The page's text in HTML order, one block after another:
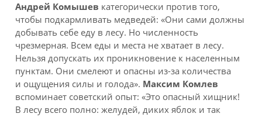
Андрей Комышев категорически против того,
чтобы подкармливать медведей: «Они сами должны
добывать себе еду в лесу. Но численность
чрезмерная. Всем еды и места не хватает в лесу.
Нельзя допускать их проникновение к населенным
пунктам. Они смелеют и опасны из-за количества
и ощущения силы и голода». Максим Комлев
вспоминает советский опыт: «Это опасный хищник!
В лесу всего полно: желудей, диких яблок и так